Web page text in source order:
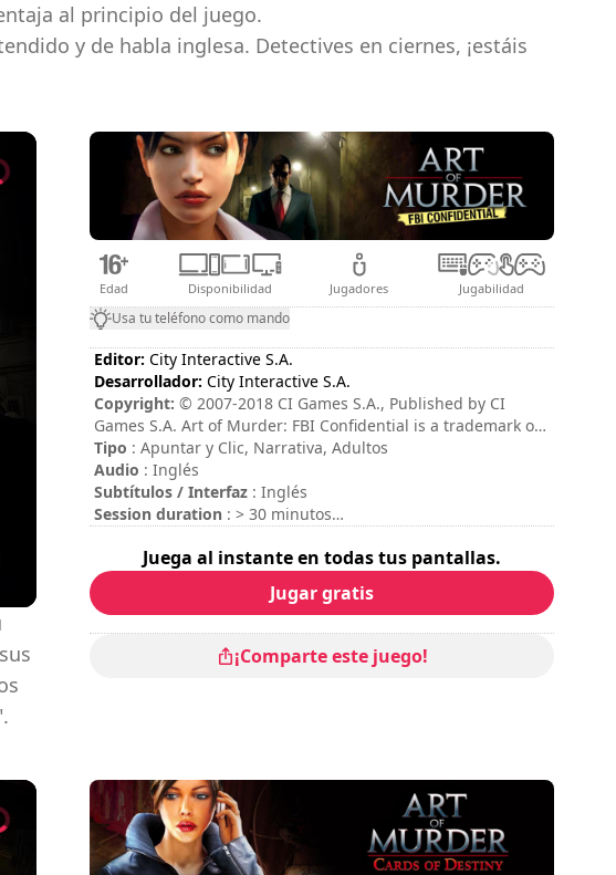
al principio del juego.
y de habla inglesa. Detectives en ciernes, ¡estáis
Edad Disponibilidad Jugadores Jugabilidad
Usa tu teléfono como mando
Editor: City Interactive S.A.
Desarrollador: City Interactive S.A.
Copyright: © 2007-2018 CI Games S.A., Published by CI
Games S.A. Art of Murder: FBI Confidential is a trademark of
CI Games S.A. (formerly City Interactive S.A.). This product
uses WINTERMUTE ENGINE Copyright © Dead: Code 2007.
All rights reserved. All other trademarks are property of their
respective owners.
Tipo : Apuntar y Clic, Narrativa, Adultos
Audio : Inglés
Subtítulos / Interfaz : Inglés
Session duration : > 30 minutos
Dificultad: media
Juega al instante en todas tus pantallas.
Jugar gratis
¡Comparte este juego!